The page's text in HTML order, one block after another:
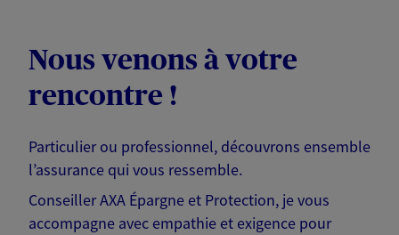
Nous venons à votre
rencontre !
Particulier ou professionnel, découvrons ensemble
l’assurance qui vous ressemble.
Conseiller AXA Épargne et Protection, je vous
accompagne avec empathie et exigence pour